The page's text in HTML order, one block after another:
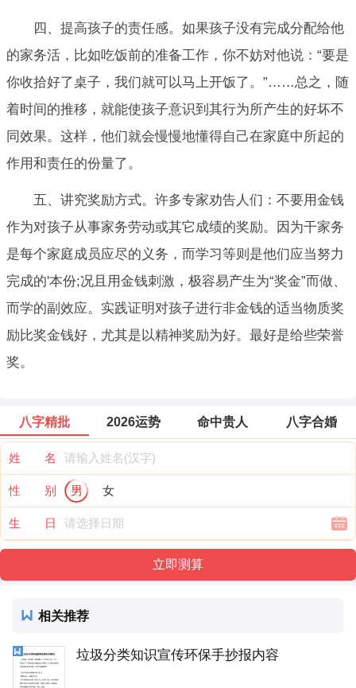
四、提高孩子的责任感。如果孩子没有完成分配给他
的家务活，比如吃饭前的准备工作，你不妨对他说：“要是
你收拾好了桌子，我们就可以马上开饭了。”……总之，随
着时间的推移，就能使孩子意识到其行为所产生的好坏不
同效果。这样，他们就会慢慢地懂得自己在家庭中所起的
作用和责任的份量了。
五、讲究奖励方式。许多专家劝告人们：不要用金钱
作为对孩子从事家务劳动或其它成绩的奖励。因为干家务
是每个家庭成员应尽的义务，而学习等则是他们应当努力
完成的'本份;况且用金钱刺激，极容易产生为“奖金”而做、
而学的副效应。实践证明对孩子进行非金钱的适当物质奖
励比奖金钱好，尤其是以精神奖励为好。最好是给些荣誉
奖。
八字精批 2026运势 命中贵人 八字合婚
姓 名
性 别 男 女
生 日
相关推荐
垃圾分类知识宣传环保手抄报内容